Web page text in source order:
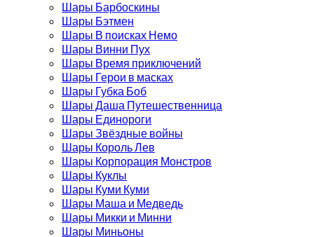
Шары Барбоскины
Шары Бэтмен
Шары В поисках Немо
Шары Винни Пух
Шары Время приключений
Шары Герои в масках
Шары Губка Боб
Шары Даша Путешественница
Шары Единороги
Шары Звёздные войны
Шары Король Лев
Шары Корпорация Монстров
Шары Куклы
Шары Куми Куми
Шары Маша и Медведь
Шары Микки и Минни
Шары Миньоны